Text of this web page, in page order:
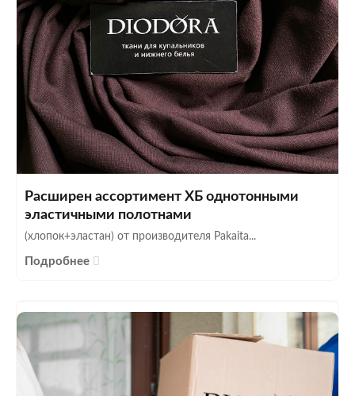
Расширен ассортимент ХБ однотонными
эластичными полотнами
(хлопок+эластан) от производителя Pakaita...
Подробнее